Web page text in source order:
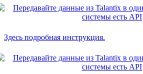
Здесь подробная инструкция.